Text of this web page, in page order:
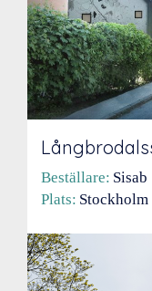
Beställare: Sisab
Plats: Stockholm